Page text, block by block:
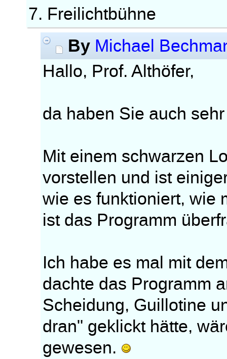
7. Freilichtbühne
By Michael
Hallo, Prof. Althöfer,
da haben Sie auch
Mit einem schwarzen
vorstellen und ist
wie es funktioniert, wie
ist das Programm
Ich habe es mal mit
dachte das Programm
Scheidung, Guillotine
dran" geklickt hätte,
gewesen.